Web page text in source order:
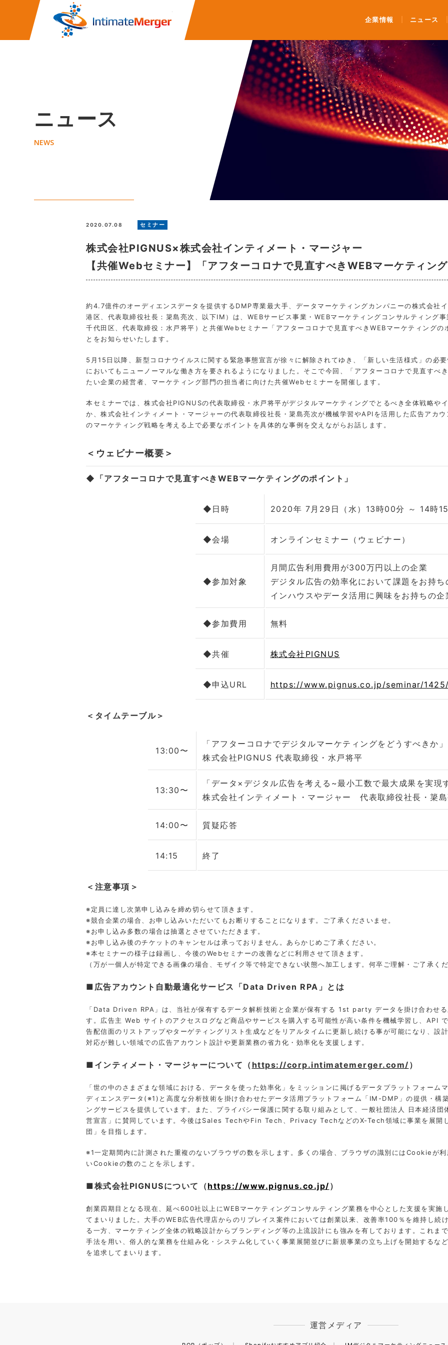
株式会社インティメート・マージャー
企業情報 ニュース
ニュース
NEWS
2020.07.08 セミナー
株式会社PIGNUS×株式会社インティメート・マージャー
【共催Webセミナー】「アフターコロナで見直すべきWEBマーケティン
約4.7億件のオーディエンスデータを提供するDMP専業最大手、データマーケティングカンパニーの株式会社
港区、代表取締役社長：簗島亮次、以下IM）は、WEBサービス事業・WEBマーケティングコンサルティング
千代田区、代表取締役：水戸将平）と共催Webセミナー「アフターコロナで見直すべきWEBマーケティング
とをお知らせいたします。
5月15日以降、新型コロナウイルスに関する緊急事態宣言が徐々に解除されてゆき、「新しい生活様式」の必
においてもニューノーマルな働き方を要されるようになりました。そこで今回、「アフターコロナで見直すべ
たい企業の経営者、マーケティング部門の担当者に向けた共催Webセミナーを開催します。
本セミナーでは、株式会社PIGNUSの代表取締役・水戸将平がデジタルマーケティングでとるべき全体戦略や
か、株式会社インティメート・マージャーの代表取締役社長・簗島亮次が機械学習やAPIを活用した広告アカ
のマーケティング戦略を考える上で必要なポイントを具体的な事例を交えながらお話します。
＜ウェビナー概要＞
◆「アフターコロナで見直すべきWEBマーケティングのポイント」
◆日時 2020年 7月29日（水）13時00分 ～ 14時
◆会場 オンラインセミナー（ウェビナー）
◆参加対象
月間広告利用費用が300万円以上の企業
デジタル広告の効率化において課題をお持ち
インハウスやデータ活用に興味をお持ちの企
◆参加費用 無料
◆共催 株式会社PIGNUS
◆申込URL https://www.pignus.co.jp/seminar/1425/
＜タイムテーブル＞
13:00〜
「アフターコロナでデジタルマーケティングをどうすべきか」
株式会社PIGNUS 代表取締役・水戸将平
13:30〜
「データ×デジタル広告を考える~最小工数で最大成果を実現
株式会社インティメート・マージャー 代表取締役社長・簗
14:00〜 質疑応答
14:15 終了
＜注意事項＞
※定員に達し次第申し込みを締め切らせて頂きます。
※競合企業の場合、お申し込みいただいてもお断りすることになります。ご了承くださいませ。
※お申し込み多数の場合は抽選とさせていただきます。
※お申し込み後のチケットのキャンセルは承っておりません。あらかじめご了承ください。
※本セミナーの様子は録画し、今後のWebセミナーの改善などに利用させて頂きます。
（万が一個人が特定できる画像の場合、モザイク等で特定できない状態へ加工します。何卒ご理解・ご了承く
■広告アカウント⾃動最適化サービス「Data Driven RPA」とは
「Data Driven RPA」は、当社が保有するデータ解析技術と企業が保有する 1st party データを掛け合わせ
す。広告主 Web サイトのアクセスログなど商品やサービスを購⼊する可能性が⾼い条件を機械学習し、API
告配信⾯のリストアップやターゲティングリスト⽣成などをリアルタイムに更新し続ける事が可能になり、設
対応が難しい領域での広告アカウント設計や更新業務の省⼒化・効率化を支援します。
■インティメート・マージャーについて（ https://corp.intimatemerger.com/ ）
「世の中のさまざまな領域における、データを使った効率化」をミッションに掲げるデータプラットフォーム
ディエンスデータ(※1)と高度な分析技術を掛け合わせたデータ活用プラットフォーム「IM-DMP」の提供・構
ングサービスを提供しています。また、プライバシー保護に関する取り組みとして、一般社団法人 日本経済団
営宣言」に賛同しています。今後はSales TechやFin Tech、Privacy TechなどのX-Tech領域に事業を展開
団」を目指します。
※1⼀定期間内に計測された重複のないブラウザの数を⽰します。多くの場合、ブラウザの識別にはCookieが
いCookieの数のことを⽰します。
■株式会社PIGNUSについて（https://www.pignus.co.jp/ ）
創業四期目となる現在、延べ600社以上にWEBマーケティングコンサルティング業務を中心とした支援を実施
てまいりました。大手のWEB広告代理店からのリプレイス案件においては創業以来、改善率100％を維持し続
る一方、マーケティング全体の戦略設計からブランディング等の上流設計にも強みを有しております。これま
手法を用い、俗人的な業務を仕組み化・システム化していく事業展開並びに新規事業の立ち上げを開始するな
を追求してまいります。
運営メディア